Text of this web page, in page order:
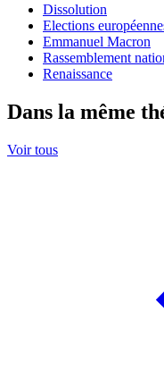
Dissolution
Elections
Emmanuel Macron
Rassemblement
Renaissance
Dans la même
Voir tous